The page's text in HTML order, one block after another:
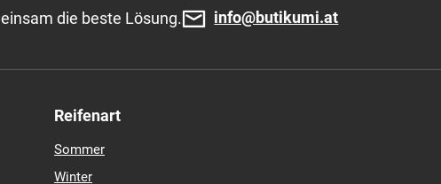
die beste Lösung. info@butikumi.at
Reifenart
Sommer
Winter